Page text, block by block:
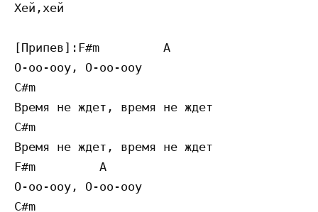
Хей,хей
[Припев]:F#m         A
О-оо-ооу, О-оо-ооу
C#m
Время не ждет, время не ждет
C#m
Время не ждет, время не ждет
F#m         A
О-оо-ооу, О-оо-ооу
C#m